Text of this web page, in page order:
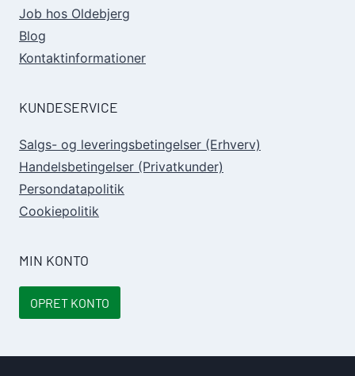
Job hos Oldebjerg
Blog
Kontaktinformationer
KUNDESERVICE
Salgs- og leveringsbetingelser (Erhverv)
Handelsbetingelser (Privatkunder)
Persondatapolitik
Cookiepolitik
MIN KONTO
OPRET KONTO